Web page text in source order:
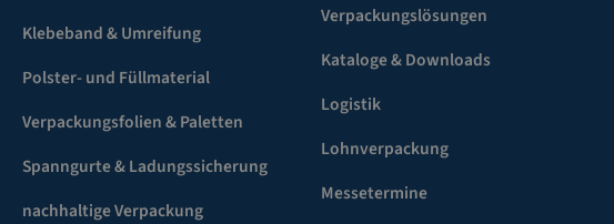
Klebeband & Umreifung
Polster- und Füllmaterial
Verpackungsfolien & Paletten
Spanngurte & Ladungssicherung
nachhaltige Verpackung
Verpackungslösungen
Kataloge & Downloads
Logistik
Lohnverpackung
Messetermine